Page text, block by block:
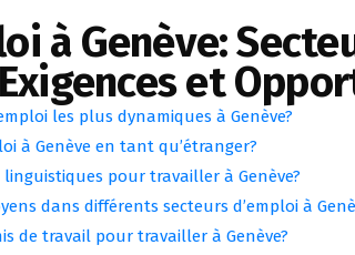
à Genève:
et
les plus dynamiques à Genève?
à Genève en tant qu’étranger?
pour travailler à Genève?
dans différents secteurs d’emploi à
de travail pour travailler à Genève?